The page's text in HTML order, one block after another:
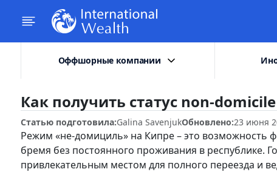
Оффшорные компании
Как получить статус non-
Статью подготовила:Galina SavenjukОбновлено:23 июня
Режим «не-домициль» на Кипре – это возможность
бремя без постоянного проживания в республике.
привлекательным местом для полного переезда и